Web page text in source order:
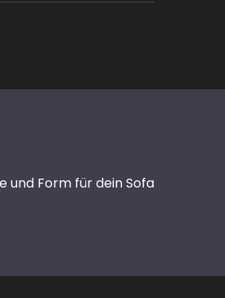
und Form für dein Sofa